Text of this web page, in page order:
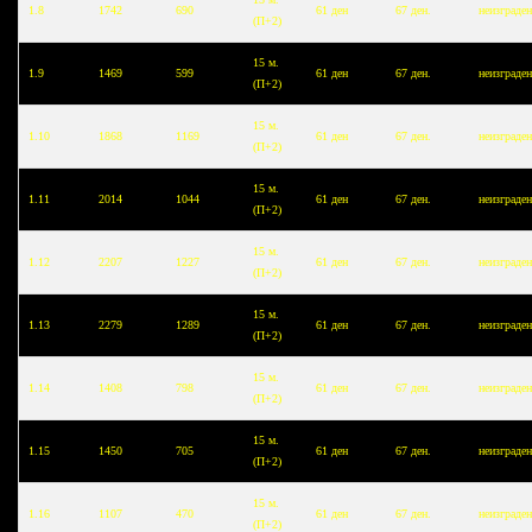
1.8 1742 690
(П+2)
61 ден 67 ден.
1.9 1469 599
15 м.
(П+2)
61 ден 67 ден.
1.10 1868 1169
15 м.
(П+2)
61 ден 67 ден.
1.11 2014 1044
15 м.
(П+2)
61 ден 67 ден.
1.12 2207 1227
15 м.
(П+2)
61 ден 67 ден.
1.13 2279 1289
15 м.
(П+2)
61 ден 67 ден.
1.14 1408 798
15 м.
(П+2)
61 ден 67 ден.
1.15 1450 705
15 м.
(П+2)
61 ден 67 ден.
1.16 1107 470
15 м.
(П+2)
61 ден 67 ден.